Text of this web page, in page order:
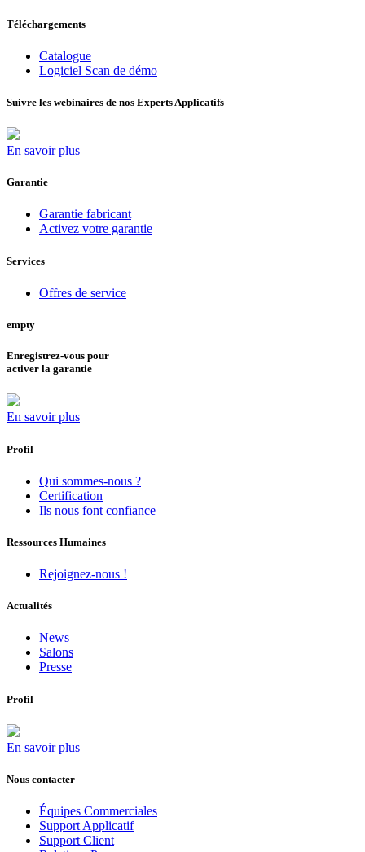
Téléchargements
Catalogue
Logiciel Scan de démo
Suivre les webinaires de nos Experts Applicatifs
En savoir plus
Garantie
Garantie fabricant
Activez votre garantie
Services
Offres de service
empty
Enregistrez-vous pour
activer la garantie
En savoir plus
Profil
Qui sommes-nous ?
Certification
Ils nous font confiance
Ressources Humaines
Rejoignez-nous !
Actualités
News
Salons
Presse
Profil
En savoir plus
Nous contacter
Équipes Commerciales
Support Applicatif
Support Client